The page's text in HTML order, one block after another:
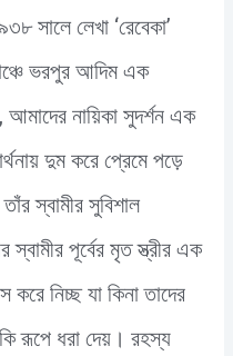
সালে লেখা ‘রেবেকা’
ভরপুর আদিম এক
নায়িকা সুদর্শন এক
দুম করে প্রেমে পড়ে
স্বামীর সুবিশাল
পূর্বের মৃত স্ত্রীর এক
করে নিচ্ছ যা কিনা তাদের
রূপে ধরা দেয়। রহস্য